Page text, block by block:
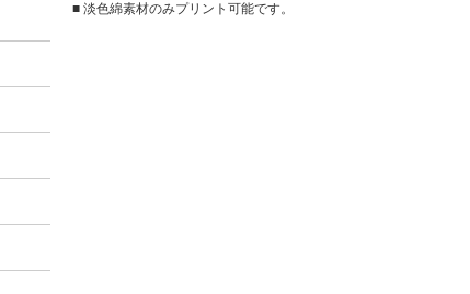
■ 淡色綿素材のみプリント可能です。